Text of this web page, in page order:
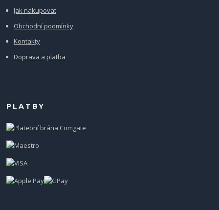
Jak nakupovat
Obchodní podmínky
Kontakty
Doprava a platba
PLATBY